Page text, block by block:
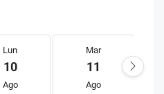
Lun
10
Ago
Mar
11
Ago